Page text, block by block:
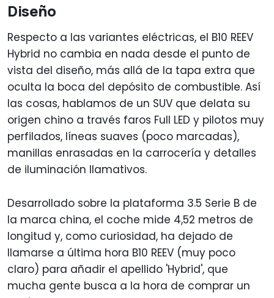
Diseño
Respecto a las variantes eléctricas, el B10 REEV
Hybrid no cambia en nada desde el punto de
vista del diseño, más allá de la tapa extra que
oculta la boca del depósito de combustible. Así
las cosas, hablamos de un SUV que delata su
origen chino a través faros Full LED y pilotos muy
perfilados, líneas suaves (poco marcadas),
manillas enrasadas en la carrocería y detalles
de iluminación llamativos.
Desarrollado sobre la plataforma 3.5 Serie B de
la marca china, el coche mide 4,52 metros de
longitud y, como curiosidad, ha dejado de
llamarse a última hora B10 REEV (muy poco
claro) para añadir el apellido 'Hybrid', que
mucha gente busca a la hora de comprar un